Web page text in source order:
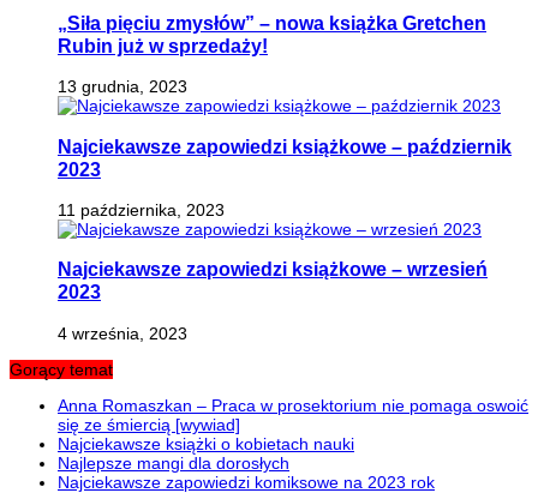
„Siła pięciu zmysłów” – nowa książka Gretchen
Rubin już w sprzedaży!
13 grudnia, 2023
Najciekawsze zapowiedzi książkowe – październik
2023
11 października, 2023
Najciekawsze zapowiedzi książkowe – wrzesień
2023
4 września, 2023
Gorący temat
Anna Romaszkan – Praca w prosektorium nie pomaga oswoić
się ze śmiercią [wywiad]
Najciekawsze książki o kobietach nauki
Najlepsze mangi dla dorosłych
Najciekawsze zapowiedzi komiksowe na 2023 rok